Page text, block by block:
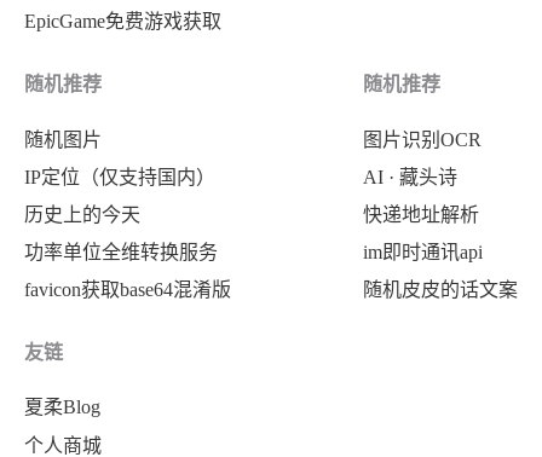
EpicGame免费游戏获取
随机推荐
随机图片
IP定位（仅支持国内）
历史上的今天
功率单位全维转换服务
favicon获取base64混淆版
随机推荐
图片识别OCR
AI · 藏头诗
快递地址解析
im即时通讯api
随机皮皮的话文案
友链
夏柔Blog
个人商城